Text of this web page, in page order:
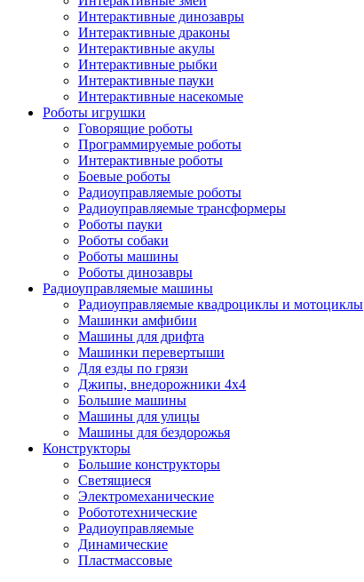
Интерактивные динозавры
Интерактивные драконы
Интерактивные акулы
Интерактивные рыбки
Интерактивные пауки
Интерактивные насекомые
Роботы игрушки
Говорящие роботы
Программируемые роботы
Интерактивные роботы
Боевые роботы
Радиоуправляемые роботы
Радиоуправляемые трансформеры
Роботы пауки
Роботы собаки
Роботы машины
Роботы динозавры
Радиоуправляемые машины
Радиоуправляемые квадроциклы и мотоциклы
Машинки амфибии
Машины для дрифта
Машинки перевертыши
Для езды по грязи
Джипы, внедорожники 4x4
Большие машины
Машины для улицы
Машины для бездорожья
Конструкторы
Большие конструкторы
Светящиеся
Электромеханические
Робототехнические
Радиоуправляемые
Динамические
Пластмассовые